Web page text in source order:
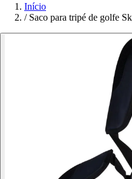
Início
/ Saco para tripé de golfe